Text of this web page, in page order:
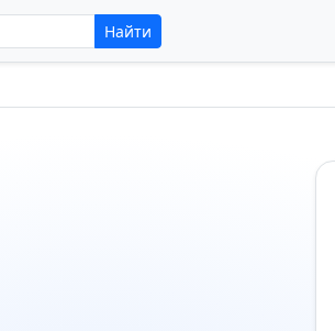
Найти